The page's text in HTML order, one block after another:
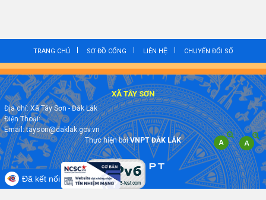
TRANG CHỦ SƠ ĐỒ CỔNG LIÊN HỆ CHUYỂN ĐỔI SỐ
XÃ TÂY SƠN
Địa chỉ: Xã Tây Sơn - Đắk Lắk
Điện Thoại:
Email: tayson@daklak.gov.vn
Thực hiện bởi:VNPT ĐẮK LẮK
Đã kết nối EMC